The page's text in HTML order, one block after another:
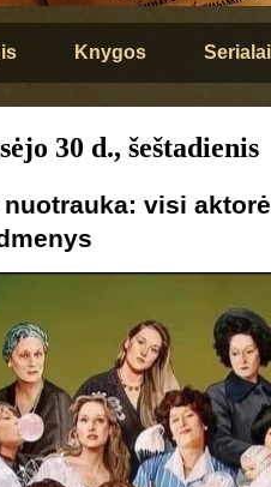
Knygos Serialai
30 d., šeštadienis
visi